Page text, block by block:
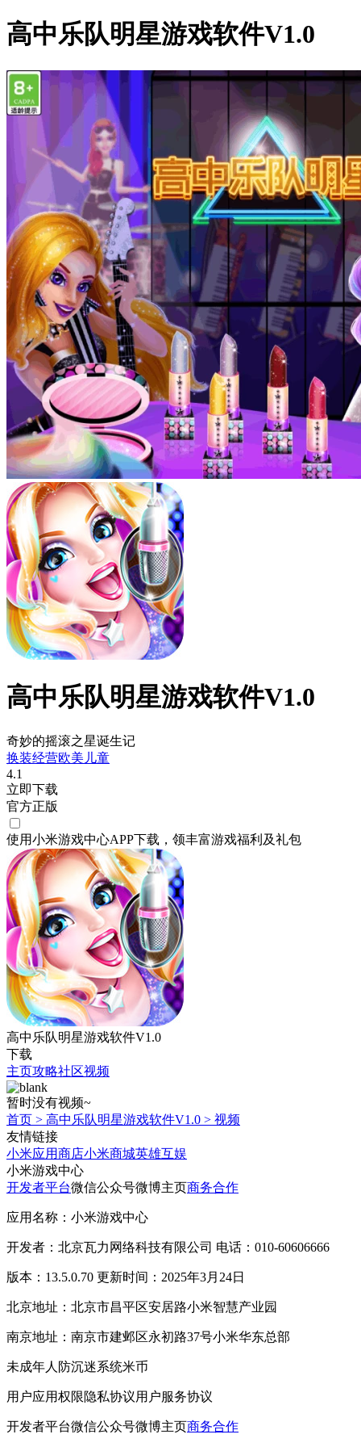
高中乐队明星游戏软件V1.0
高中乐队明星游戏软件V1.0
奇妙的摇滚之星诞生记
换装经营欧美 儿童
4.1
立即下载
官方正版
使用小米游戏中心APP下载 ，领丰富游戏福利 及礼包
高中乐队明星游戏软件V1.0
下载
主页攻略社区视频
暂时没有视频~
首页 > 高中乐队明星游戏软件V1.0 > 视频
友情链接
小米应用商店小米商城英雄互娱
小米游戏中心
开发者平台微信公众号微博主页商务合作
应用名称：小米游戏中心
开发者：北京瓦力网络科技有限公司 电话：010-60606666
版本：13.5.0.70 更新时间：2025年3月24日
北京地址：北京市昌平区安居路小米智慧产业园
南京地址：南京市建邺区永初路37号小米华东总部
未成年人防沉迷系统米币
用户应用权限隐私协议用户服务协议
开发者平台微信公众号微博主页商务合作